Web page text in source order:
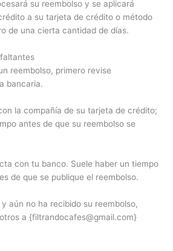
su reembolso y se aplicará
a su tarjeta de crédito o método
de una cierta cantidad de días.
reembolso, primero revise
bancaria.
la compañía de su tarjeta de crédito;
antes de que su reembolso se
con tu banco. Suele haber un tiempo
de que se publique el reembolso.
aún no ha recibido su reembolso,
a {filtrandocafes@gmail.com}